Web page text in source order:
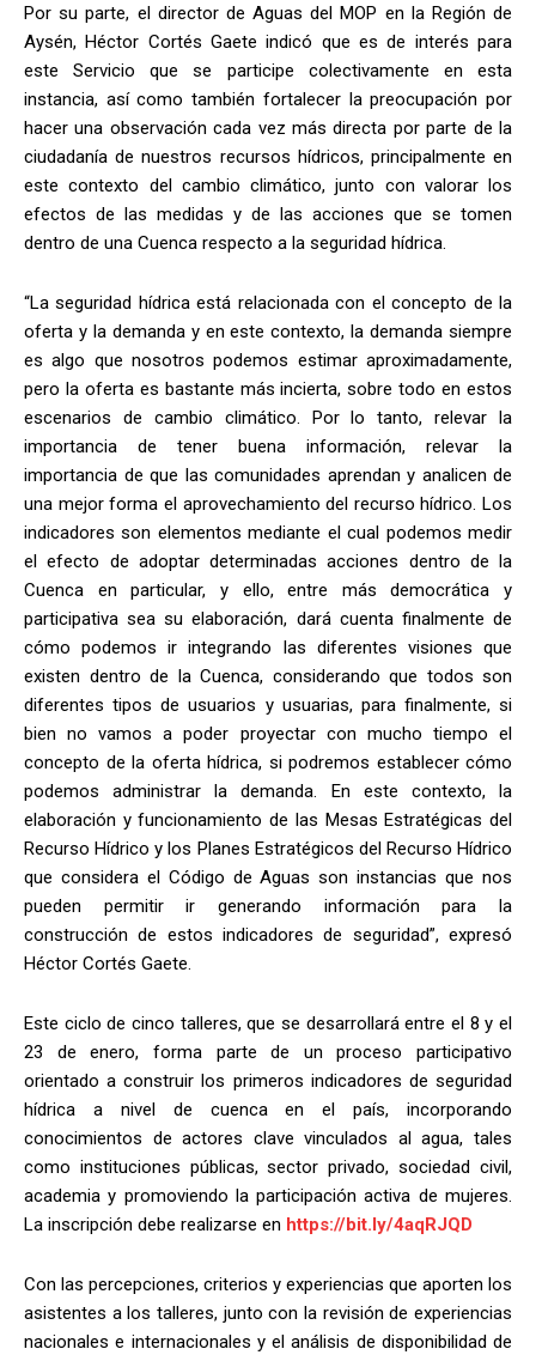
Por su parte, el director de Aguas del MOP en la Región de
Aysén, Héctor Cortés Gaete indicó que es de interés para
este Servicio que se participe colectivamente en esta
instancia, así como también fortalecer la preocupación por
hacer una observación cada vez más directa por parte de la
ciudadanía de nuestros recursos hídricos, principalmente en
este contexto del cambio climático, junto con valorar los
efectos de las medidas y de las acciones que se tomen
dentro de una Cuenca respecto a la seguridad hídrica.
“La seguridad hídrica está relacionada con el concepto de la
oferta y la demanda y en este contexto, la demanda siempre
es algo que nosotros podemos estimar aproximadamente,
pero la oferta es bastante más incierta, sobre todo en estos
escenarios de cambio climático. Por lo tanto, relevar la
importancia de tener buena información, relevar la
importancia de que las comunidades aprendan y analicen de
una mejor forma el aprovechamiento del recurso hídrico. Los
indicadores son elementos mediante el cual podemos medir
el efecto de adoptar determinadas acciones dentro de la
Cuenca en particular, y ello, entre más democrática y
participativa sea su elaboración, dará cuenta finalmente de
cómo podemos ir integrando las diferentes visiones que
existen dentro de la Cuenca, considerando que todos son
diferentes tipos de usuarios y usuarias, para finalmente, si
bien no vamos a poder proyectar con mucho tiempo el
concepto de la oferta hídrica, si podremos establecer cómo
podemos administrar la demanda. En este contexto, la
elaboración y funcionamiento de las Mesas Estratégicas del
Recurso Hídrico y los Planes Estratégicos del Recurso Hídrico
que considera el Código de Aguas son instancias que nos
pueden permitir ir generando información para la
construcción de estos indicadores de seguridad”, expresó
Héctor Cortés Gaete.
Este ciclo de cinco talleres, que se desarrollará entre el 8 y el
23 de enero, forma parte de un proceso participativo
orientado a construir los primeros indicadores de seguridad
hídrica a nivel de cuenca en el país, incorporando
conocimientos de actores clave vinculados al agua, tales
como instituciones públicas, sector privado, sociedad civil,
academia y promoviendo la participación activa de mujeres.
La inscripción debe realizarse en https://bit.ly/4aqRJQD
Con las percepciones, criterios y experiencias que aporten los
asistentes a los talleres, junto con la revisión de experiencias
nacionales e internacionales y el análisis de disponibilidad de